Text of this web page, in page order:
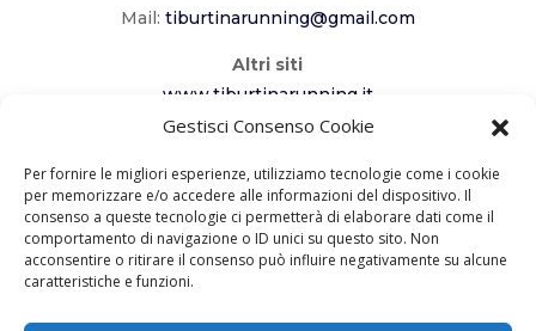
Gestisci Consenso Cookie
Per fornire le migliori esperienze, utilizziamo tecnologie come i cookie
per memorizzare e/o accedere alle informazioni del dispositivo. Il
consenso a queste tecnologie ci permetterà di elaborare dati come il
comportamento di navigazione o ID unici su questo sito. Non
acconsentire o ritirare il consenso può influire negativamente su alcune
caratteristiche e funzioni.
Mail: tiburtinarunning@gmail.com
Altri siti
www.tiburtinarunning.it
www.corriladuecomuni.it
Seguici